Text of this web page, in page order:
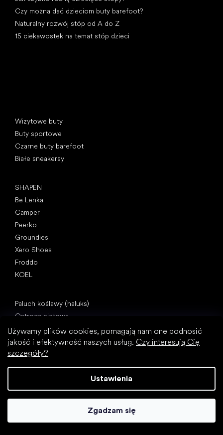
Używamy plików cookies, pomagają nam one podnosić
jakość i efektywność naszych usług. Czy interesują Cię
szczegóły?
Ustawienia
Zgadzam się
Czy można dać dzieciom buty barefoot?
Naturalny rozwój stóp od A do Z
15 ciekawostek na temat stóp dzieci
Wizytowe buty
Buty sportowe
Czarne buty barefoot
Białe sneakersy
SHAPEN
Be Lenka
Camper
Peerko
Groundies
Xero Shoes
Froddo
KOEL
Paluch koślawy (haluks)
Ostroga piętowa
Płaskostopie
Płaskie podeszwy kontra buty na obcasie
Chodzenie boso a chodzenie w butach
Buty wodoodporne
Zrozumieć buty barefoot